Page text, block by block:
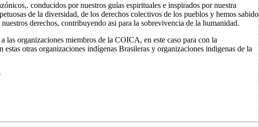
conducidos por nuestros guías espirituales e inspirados por nuestra
de la diversidad, de los derechos colectivos de los pueblos y hemos sabido
derechos, contribuyendo asi para la sobrevivencia de la humanidad.
las organizaciones miembros de la COICA, en este caso para con la
otras organizaciones indígenas Brasileras y organizaciones indigenas de la